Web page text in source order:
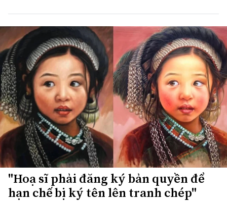
"Hoạ sĩ phải đăng ký bản quyền để
hạn chế bị ký tên lên tranh chép"